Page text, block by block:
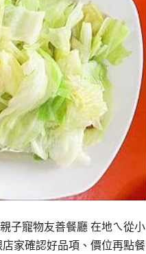
子寵物友善餐廳 在地ㄟ從小
家確認好品項、價位再點餐